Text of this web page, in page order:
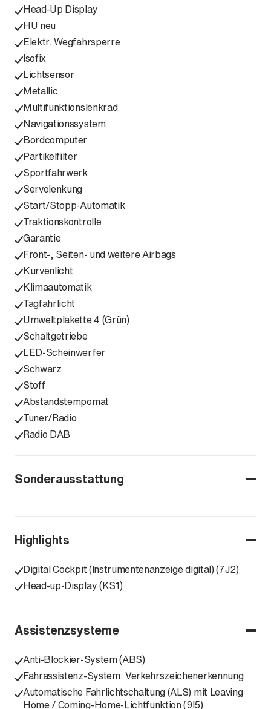
Head-Up Display
HU neu
Elektr. Wegfahrsperre
Isofix
Lichtsensor
Metallic
Multifunktionslenkrad
Navigationssystem
Bordcomputer
Partikelfilter
Sportfahrwerk
Servolenkung
Start/Stopp-Automatik
Traktionskontrolle
Garantie
Front-, Seiten- und weitere Airbags
Kurvenlicht
Klimaautomatik
Tagfahrlicht
Umweltplakette 4 (Grün)
Schaltgetriebe
LED-Scheinwerfer
Schwarz
Stoff
Abstandstempomat
Tuner/Radio
Radio DAB
Sonderausstattung
Highlights
Digital Cockpit (Instrumentenanzeige digital) (7J2)
Head-up-Display (KS1)
Assistenzsysteme
Anti-Blockier-System (ABS)
Fahrassistenz-System: Verkehrszeichenerkennung
Automatische Fahrlichtschaltung (ALS) mit Leaving
Home / Coming-Home-Lichtfunktion (9I5)